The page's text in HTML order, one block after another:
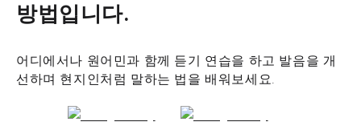
방법입니다.
어디에서나 원어민과 함께 듣기 연습을 하고 발음을 개
선하며 현지인처럼 말하는 법을 배워보세요.